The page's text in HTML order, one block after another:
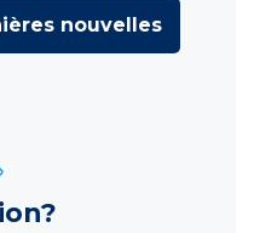
nouvelles